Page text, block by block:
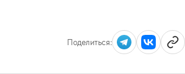
Поделиться: